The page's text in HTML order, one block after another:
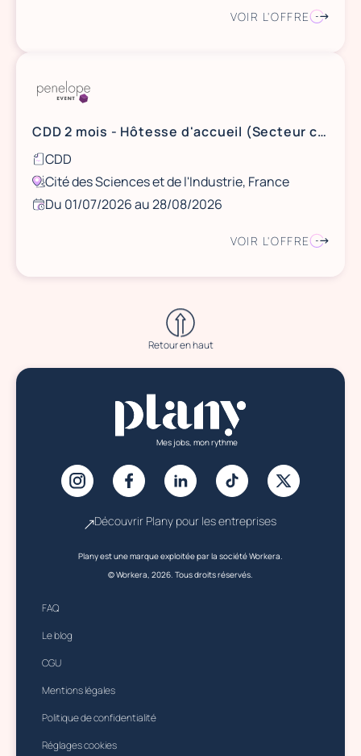
VOIR L'OFFRE
CDD 2 mois - Hôtesse d'accueil (Secteur culturel)
CDD
Cité des Sciences et de l'Industrie, France
Du 01/07/2026 au 28/08/2026
VOIR L'OFFRE
Retour en haut
Mes jobs, mon rythme
Découvrir Plany pour les entreprises
Plany est une marque exploitée par la société Workera.
© Workera, 2026. Tous droits réservés.
FAQ
Le blog
CGU
Mentions légales
Politique de confidentialité
Réglages cookies